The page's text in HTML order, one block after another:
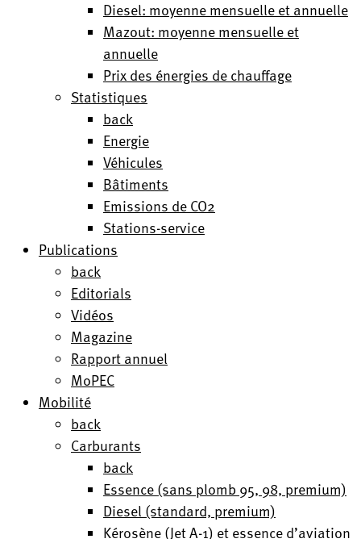
Diesel: moyenne mensuelle et annuelle
Mazout: moyenne mensuelle et
annuelle
Prix des énergies de chauffage
Statistiques
back
Energie
Véhicules
Bâtiments
Emissions de CO2
Stations-service
Publications
back
Editorials
Vidéos
Magazine
Rapport annuel
MoPEC
Mobilité
back
Carburants
back
Essence (sans plomb 95, 98, premium)
Diesel (standard, premium)
Kérosène (Jet A-1) et essence d’aviation